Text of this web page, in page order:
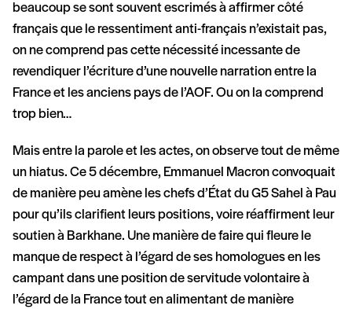
beaucoup se sont souvent escrimés à affirmer côté
français que le ressentiment anti-français n’existait pas,
on ne comprend pas cette nécessité incessante de
revendiquer l’écriture d’une nouvelle narration entre la
France et les anciens pays de l’AOF. Ou on la comprend
trop bien…
Mais entre la parole et les actes, on observe tout de même
un hiatus. Ce 5 décembre, Emmanuel Macron convoquait
de manière peu amène les chefs d’État du G5 Sahel à Pau
pour qu’ils clarifient leurs positions, voire réaffirment leur
soutien à Barkhane. Une manière de faire qui fleure le
manque de respect à l’égard de ses homologues en les
campant dans une position de servitude volontaire à
l’égard de la France tout en alimentant de manière